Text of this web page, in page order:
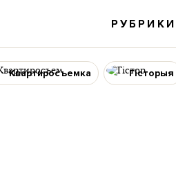
РУБРИКИ
Квартиросъемка Гісторыя